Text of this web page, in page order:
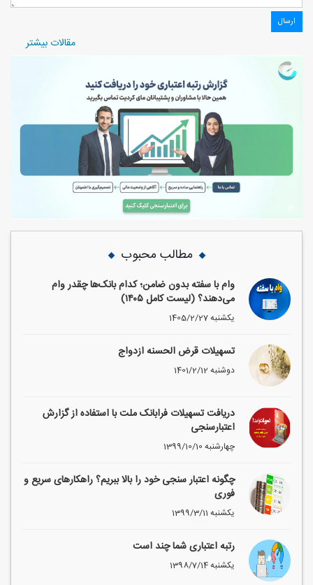
مقالات بیشتر
مطالب محبوب
وام با سفته بدون ضامن؛ کدام بانک‌ها چقدر وام
می‌دهند؟ (لیست کامل ۱۴۰۵)
1405/2/27 یکشنبه
تسهیلات قرض الحسنه ازدواج
1401/2/12 دوشنبه
دریافت تسهیلات فرابانک ملت با استفاده از گزارش
اعتبارسنجی
1399/10/10 چهارشنبه
چگونه اعتبار سنجی خود را بالا ببریم؟ راهکارهای سریع و
فوری
1399/3/11 یکشنبه
رتبه اعتباری شما چند است
1398/7/14 یکشنبه